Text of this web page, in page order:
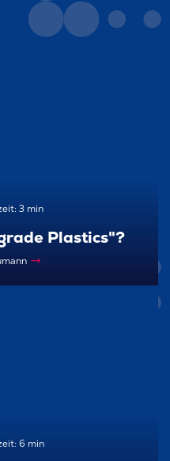
3 min
Plastics"?
6 min